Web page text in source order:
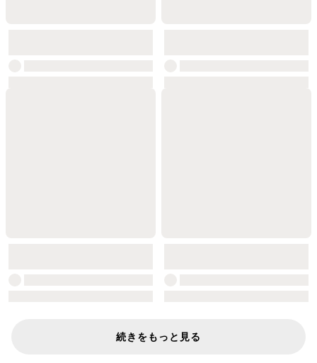
続きをもっと見る